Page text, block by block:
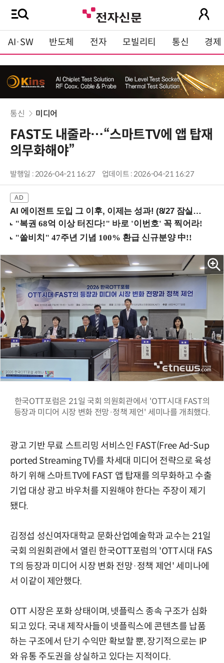
AI·SW 반도체 전자 모빌리티 통신 경제
통신 미디어
FAST도 내줄라…“스마트TV에 앱 탑재
의무화해야”
발행일 : 2026-04-21 16:27 업데이트 : 2026-04-21 16:27
AI 에이전트 도입 그 이후, 이제는 성과! (8/27 잠실역)
한국OTT포럼은 21일 국회 의원회관에서 'OTT시대 FAST의
등장과 미디어 시장 변화 전망·정책 제언' 세미나를 개최했다.
광고 기반 무료 스트리밍 서비스인 FAST(Free Ad-Sup
ported Streaming TV)를 차세대 미디어 전략으로 육성
하기 위해 스마트TV에 FAST 앱 탑재를 의무화하고 수출
기업 대상 광고 바우처를 지원해야 한다는 주장이 제기
됐다.
김정섭 성신여자대학교 문화산업예술학과 교수는 21일
국회 의원회관에서 열린 한국OTT포럼의 'OTT시대 FAS
T의 등장과 미디어 시장 변화 전망·정책 제언' 세미나에
서 이같이 제안했다.
OTT 시장은 포화 상태이며, 넷플릭스 종속 구조가 심화
되고 있다. 국내 제작사들이 넷플릭스에 콘텐츠를 납품
하는 구조에서 단기 수익만 확보할 뿐, 장기적으로는 IP
와 유통 주도권을 상실하고 있다는 지적이다.